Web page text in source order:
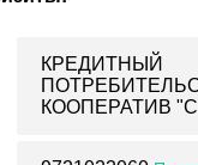
КРЕДИТНЫЙ
КООПЕРАТИВ